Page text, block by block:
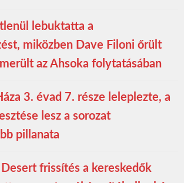
lebuktatta a
miközben Dave Filoni őrült
az Ahsoka folytatásában
3. évad 7. része leleplezte, a
lesz a sorozat
pillanata
frissítés a kereskedők